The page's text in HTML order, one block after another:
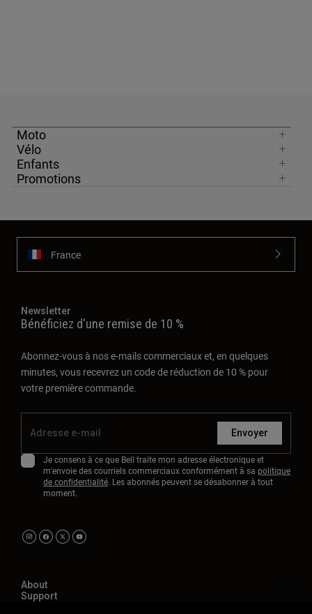
Moto
Vélo
Enfants
Promotions
France
Newsletter
Bénéficiez d'une remise de 10 %
Abonnez-vous à nos e-mails commerciaux et, en quelques
minutes, vous recevrez un code de réduction de 10 % pour
votre première commande.
Envoyer
Je consens à ce que Bell traite mon adresse électronique et
m'envoie des courriels commerciaux conformément à sa politique
de confidentialité. Les abonnés peuvent se désabonner à tout
moment.
About
Support